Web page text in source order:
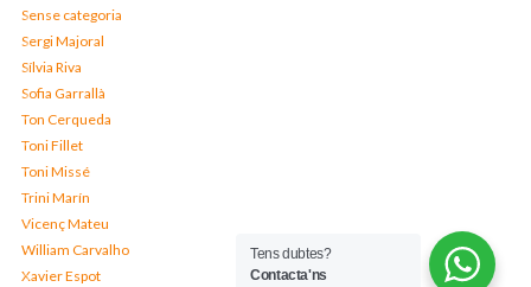
Sense categoria
Sergi Majoral
Sílvia Riva
Sofia Garrallà
Ton Cerqueda
Toni Fillet
Toni Missé
Trini Marín
Vicenç Mateu
William Carvalho
Xavier Espot
Tens dubtes?
Contacta'ns